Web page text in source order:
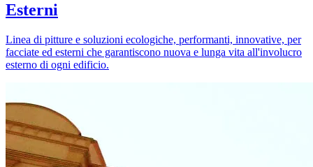
Esterni
Linea di pitture e soluzioni ecologiche, performanti, innovative, per
facciate ed esterni che garantiscono nuova e lunga vita all'involucro
esterno di ogni edificio.